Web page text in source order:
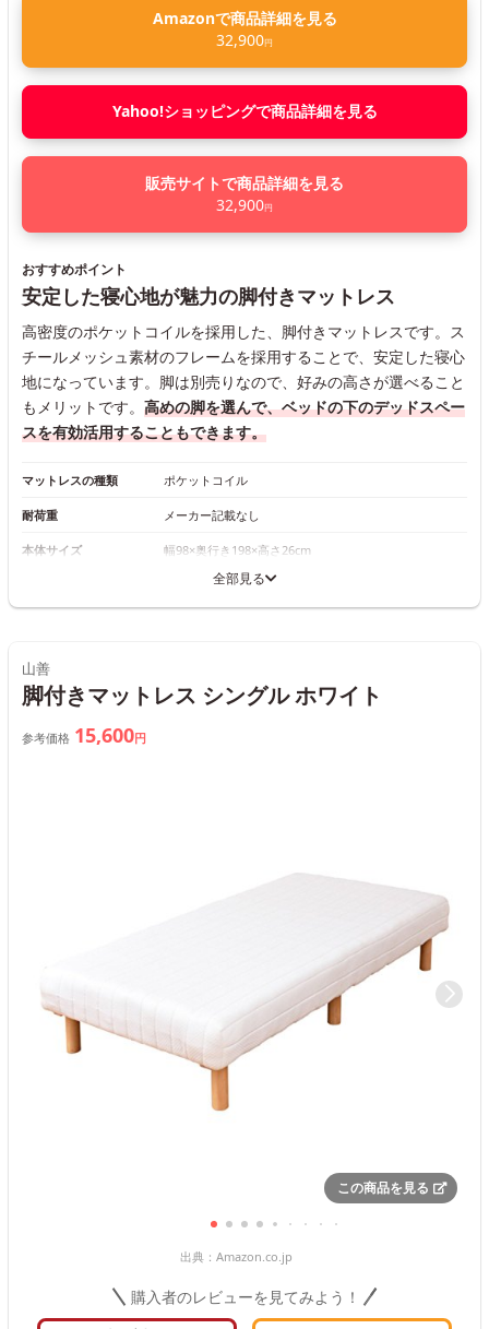
Amazonで商品詳細を見る
32,900円
Yahoo!ショッピングで商品詳細を見る
販売サイトで商品詳細を見る
32,900円
おすすめポイント
安定した寝心地が魅力の脚付きマットレス
高密度のポケットコイルを採用した、脚付きマットレスです。ス
チールメッシュ素材のフレームを採用することで、安定した寝心
地になっています。脚は別売りなので、好みの高さが選べること
もメリットです。 高めの脚を選んで、ベッドの下のデッドスペー
スを有効活用することもできます。
マットレスの種類 ポケットコイル
耐荷重 メーカー記載なし
本体サイズ 幅98×奥行き198×高さ26cm
全部見る
山善
脚付きマットレス シングル ホワイト
参考価格 15,600円
この商品を見る
出典： Amazon.co.jp
購入者のレビューを見てみよう！